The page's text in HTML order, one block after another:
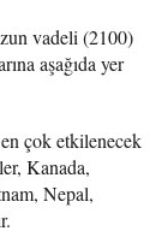
vadeli (2100)
aşağıda yer
çok etkilenecek
Kanada,
Nepal,